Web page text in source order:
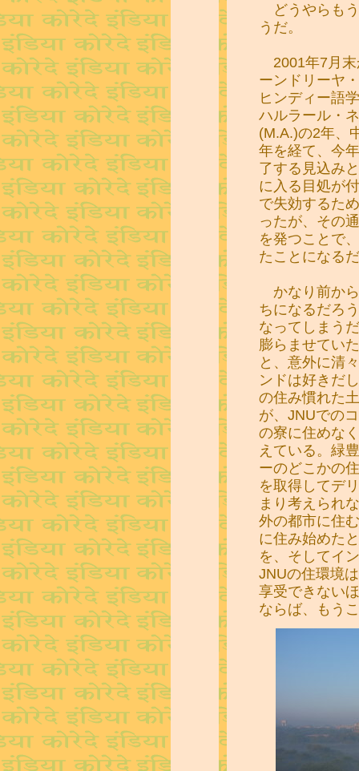
どうやらも
うだ。
2001年7月末
ーンドリーヤ
ヒンディー語
ハルラール・
(M.A.)の2年、
年を経て、今
了する見込み
に入る目処が
で失効するた
ったが、その
を発つことで
たことになる
かなり前か
ちになるだろ
なってしまう
膨らませてい
と、意外に清
ンドは好きだ
の住み慣れた
が、JNUでの
の寮に住めな
えている。緑
ーのどこかの
を取得してデ
まり考えられ
外の都市に住
に住み始めた
を、そしてイ
JNUの住環境
享受できない
ならば、もう